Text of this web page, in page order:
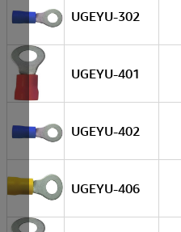
UGEYU-302
UGEYU-401
UGEYU-402
UGEYU-406